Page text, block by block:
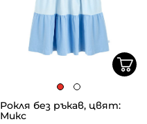
Рокля без ръкав, цвят:
Микс